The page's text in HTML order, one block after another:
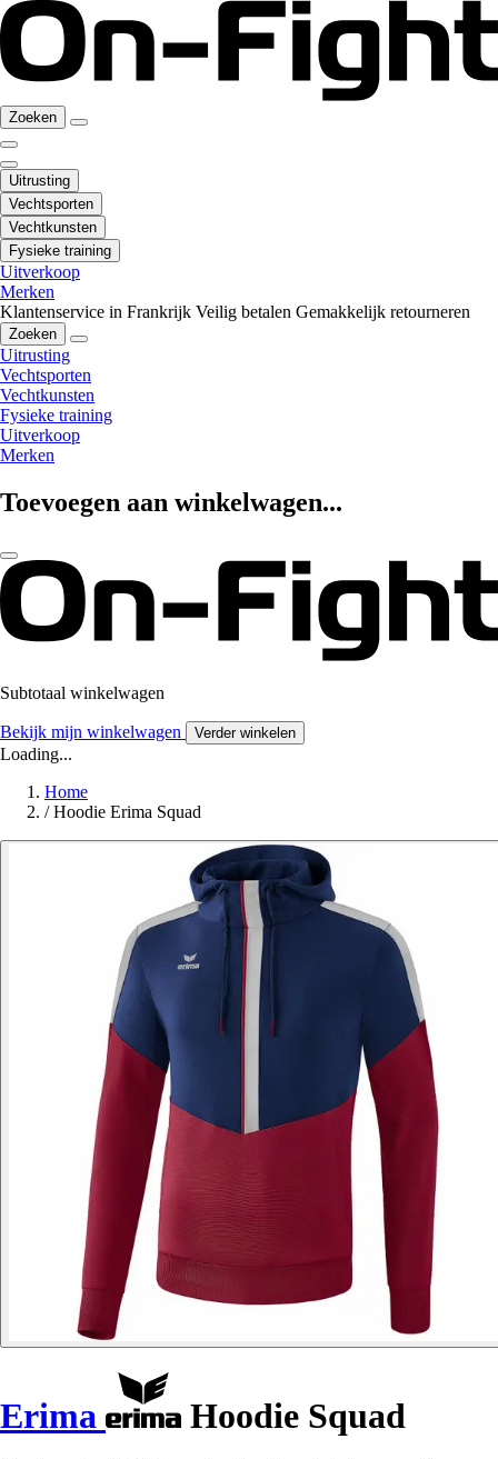
Zoeken
Uitrusting
Vechtsporten
Vechtkunsten
Fysieke training
Uitverkoop
Merken
Klantenservice in Frankrijk Veilig betalen Gemakkelijk retourneren
Zoeken
Uitrusting
Vechtsporten
Vechtkunsten
Fysieke training
Uitverkoop
Merken
Toevoegen aan winkelwagen...
Subtotaal winkelwagen
Bekijk mijn winkelwagen Verder winkelen
Loading...
Home
/ Hoodie Erima Squad
Erima Hoodie Squad